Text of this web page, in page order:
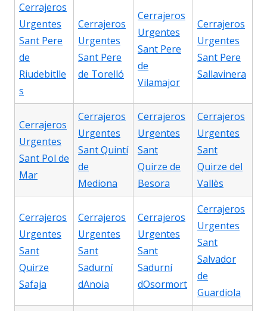
Cerrajeros
Urgentes
Sant Pere
de
Riudebitlle
s
Cerrajeros
Urgentes
Sant Pere
de Torelló
Cerrajeros
Urgentes
Sant Pere
de
Vilamajor
Cerrajeros
Urgentes
Sant Pere
Sallavinera
Cerrajeros
Urgentes
Sant Pol de
Mar
Cerrajeros
Urgentes
Sant Quintí
de
Mediona
Cerrajeros
Urgentes
Sant
Quirze de
Besora
Cerrajeros
Urgentes
Sant
Quirze del
Vallès
Cerrajeros
Urgentes
Sant
Quirze
Safaja
Cerrajeros
Urgentes
Sant
Sadurní
dAnoia
Cerrajeros
Urgentes
Sant
Sadurní
dOsormort
Cerrajeros
Urgentes
Sant
Salvador
de
Guardiola